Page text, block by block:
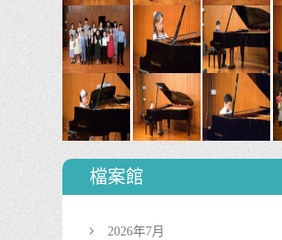
檔案館
2026年7月